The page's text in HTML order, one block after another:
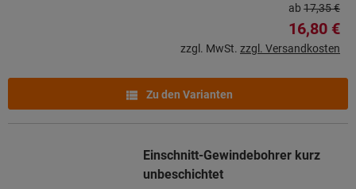
ab 17,35 €
16,80 €
zzgl. MwSt. zzgl. Versandkosten
Zu den Varianten
Einschnitt-Gewindebohrer kurz
unbeschichtet